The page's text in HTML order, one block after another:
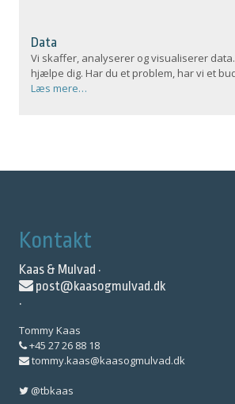
Data
Vi skaffer, analyserer og visualiserer
hjælpe dig. Har du et problem, har vi et
Læs mere…
Kontakt
Kaas & Mulvad ·
post@kaasogmulvad.dk
·
Tommy Kaas
+45 27 26 88 18
tommy.kaas@kaasogmulvad.dk
@tbkaas